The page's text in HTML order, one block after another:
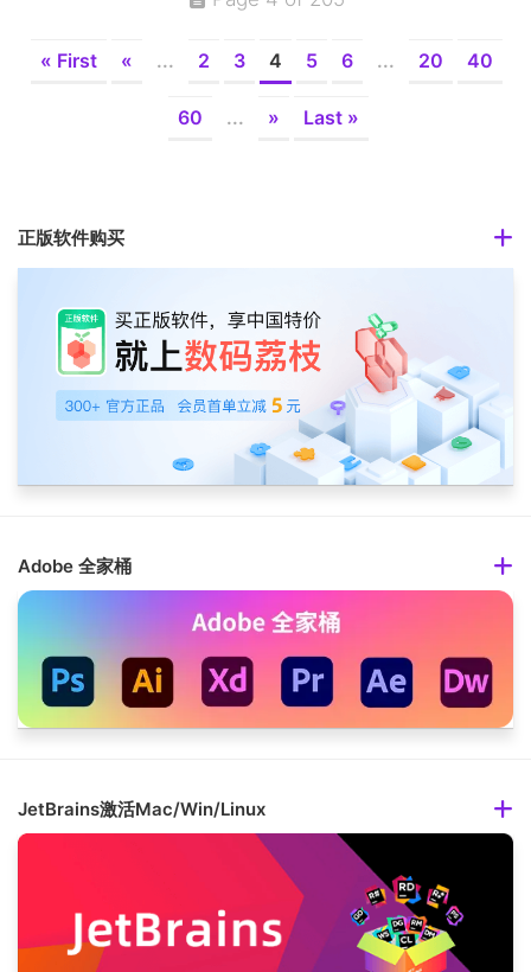
« First « ... 2 3 4 5 6 ... 20 40
60 ... » Last »
正版软件购买
Adobe 全家桶
JetBrains激活Mac/Win/Linux